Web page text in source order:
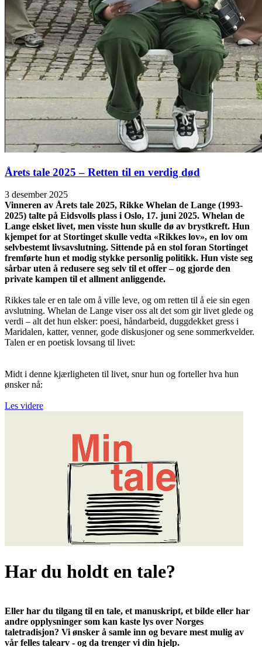
Årets tale 2025 – Retten til en verdig død
3 desember 2025
Vinneren av Årets tale 2025, Rikke Whelan de Lange (1993-
2025) talte på Eidsvolls plass i Oslo, 17. juni 2025. Whelan de
Lange elsket livet, men visste hun skulle dø av brystkreft. Hun
kjempet for at Stortinget skulle vedta «Rikkes lov», en lov om
selvbestemt livsavslutning. Sittende på en stol foran Stortinget
fremførte hun et modig stykke personlig politikk. Hun viste seg
sårbar uten å redusere seg selv til et offer – og gjorde den
private kampen til et allment anliggende.
Rikkes tale er en tale om å ville leve, og om retten til å eie sin egen
avslutning. Whelan de Lange viser oss alt det som gir livet glede og
verdi – alt det hun elsker: poesi, håndarbeid, duggdekket gress i
Maridalen, katter, venner, gode diskusjoner og sene sommerkvelder.
Talen er en poetisk lovsang til livet:
Midt i denne kjærligheten til livet, snur hun og forteller hva hun
ønsker nå:
Les videre
Har du holdt en tale?
Eller har du tilgang til en tale, et manuskript, et bilde eller har
andre opplysninger som kan kaste lys over Norges
taletradisjon? Vi ønsker å samle inn og bevare mest mulig av
vår felles talearv - og da trenger vi din hjelp.